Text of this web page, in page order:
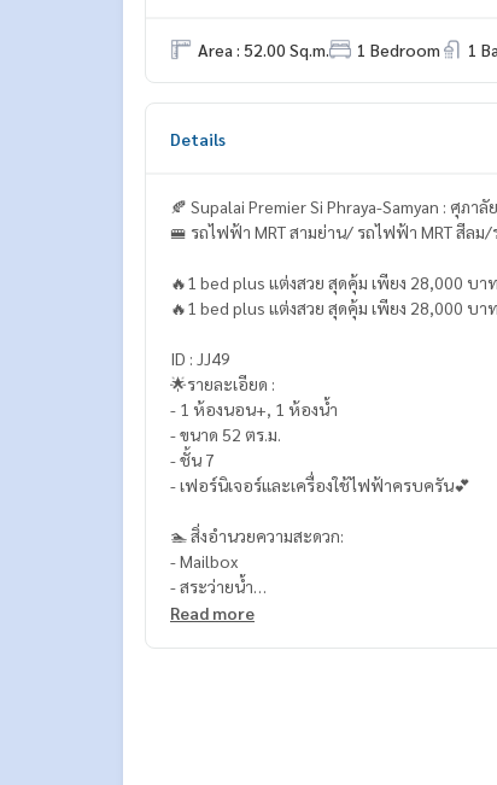
Area : 52.00 Sq.m. 1 Bedroom 1
Details
🍂 Supalai Premier Si Phraya-Samyan : ศุภา
🚝 รถไฟฟ้า MRT สามย่าน/ รถไฟฟ้า MRT สีลม/
🔥1 bed plus แต่งสวย สุดคุ้ม เพียง 28,000 บา
🔥1 bed plus แต่งสวย สุดคุ้ม เพียง 28,000 บา
ID : JJ49
🌟รายละเอียด :
- 1 ห้องนอน+, 1 ห้องน้ำ
- ขนาด 52 ตร.ม.
- ชั้น 7
- เฟอร์นิเจอร์และเครื่องใช้ไฟฟ้าครบครัน💕
🏊‍️ สิ่งอำนวยความสะดวก:
- Mailbox
- สระว่ายน้ำ
- ฟิตเนส
Read more